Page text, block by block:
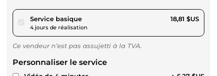
Service basiquepour 17,34 $US
4 jours de réalisation
18,81 $US
Ce vendeur n’est pas assujetti à la TVA.
Personnaliser le service